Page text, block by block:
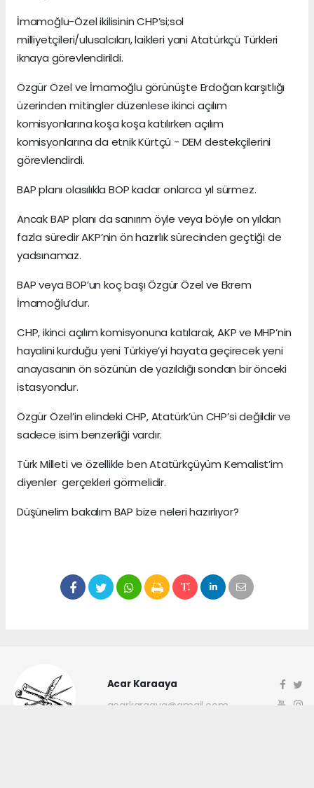
İmamoğlu-Özel ikilisinin CHP’si;sol
milliyetçileri/ulusalcıları, laikleri yani Atatürkçü Türkleri
iknaya görevlendirildi.
Özgür Özel ve İmamoğlu görünüşte Erdoğan karşıtlığı
üzerinden mitingler düzenlese ikinci açılım
komisyonlarına koşa koşa katılırken açılım
komisyonlarına da etnik Kürtçü - DEM destekçilerini
görevlendirdi.
BAP planı olasılıkla BOP kadar onlarca yıl sürmez.
Ancak BAP planı da sanırım öyle veya böyle on yıldan
fazla süredir AKP’nin ön hazırlık sürecinden geçtiği de
yadsınamaz.
BAP veya BOP’un koç başı Özgür Özel ve Ekrem
İmamoğlu’dur.
CHP, ikinci açılım komisyonuna katılarak, AKP ve MHP’nin
hayalini kurduğu yeni Türkiye’yi hayata geçirecek yeni
anayasanın ön sözünün de yazıldığı sondan bir önceki
istasyondur.
Özgür Özel’in elindeki CHP, Atatürk’ün CHP’si değildir ve
sadece isim benzerliği vardır.
Türk Milleti ve özellikle ben Atatürkçüyüm Kemalist’im
diyenler gerçekleri görmelidir.
Düşünelim bakalım BAP bize neleri hazırlıyor?
Acar Karaaya
acarkaraaya@gmail.com